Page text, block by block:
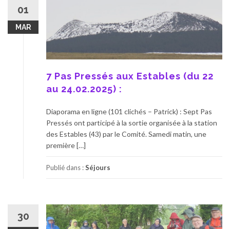
01
MAR
7 Pas Pressés aux Estables (du 22
au 24.02.2025) :
Diaporama en ligne (101 clichés – Patrick) : Sept Pas
Pressés ont participé à la sortie organisée à la station
des Estables (43) par le Comité. Samedi matin, une
première […]
Publié dans :Séjours
30